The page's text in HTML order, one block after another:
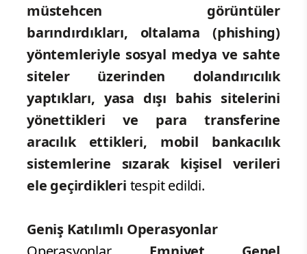
müstehcen görüntüler
barındırdıkları, oltalama (phishing)
yöntemleriyle sosyal medya ve sahte
siteler üzerinden dolandırıcılık
yaptıkları, yasa dışı bahis sitelerini
yönettikleri ve para transferine
aracılık ettikleri, mobil bankacılık
sistemlerine sızarak kişisel verileri
ele geçirdikleri tespit edildi.
Geniş Katılımlı Operasyonlar